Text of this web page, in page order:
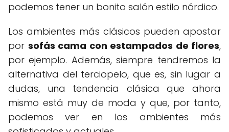
podemos tener un bonito salón estilo nórdico.
Los ambientes más clásicos pueden apostar
por sofás cama con estampados de flores,
por ejemplo. Además, siempre tendremos la
alternativa del terciopelo, que es, sin lugar a
dudas, una tendencia clásica que ahora
mismo está muy de moda y que, por tanto,
podemos ver en los ambientes más